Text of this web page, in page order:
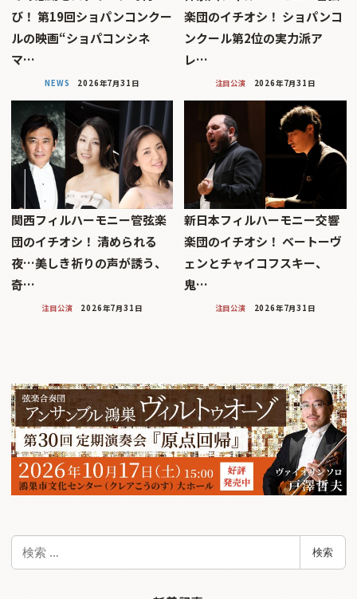
び！ 第19回ショパンコンクー
ルの映画“ショパコンシネ
マ…
NEWS 2026年7月31日
楽団のイチオシ！ ショパンコ
ンクール第2位の実力派ア
レ…
注目公演 2026年7月31日
関西フィルハーモニー管弦楽
団のイチオシ！ 清められる
夜…美しき祈りの声が誘う、
奇…
注目公演 2026年7月31日
新日本フィルハーモニー交響
楽団のイチオシ！ ベートーヴ
ェンとチャイコフスキー、
鬼…
注目公演 2026年7月31日
検索